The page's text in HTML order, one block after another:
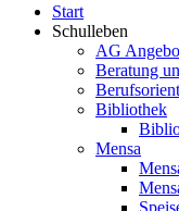
Start
Schulleben
AG
Beratung
Bibliothek
Mensa